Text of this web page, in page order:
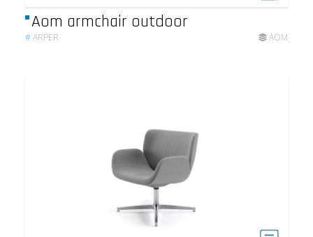
Aom armchair outdoor
#ARPER AOM